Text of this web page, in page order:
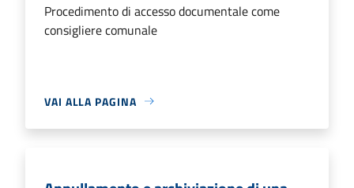
Procedimento di accesso documentale come
consigliere comunale
VAI ALLA PAGINA